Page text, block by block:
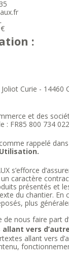
:
Curie - 14460
et des
: FR85 800 734 022
rappelé
s’efforce
caractère
présentés et
du chantier.
plus
nous faire part
vers
allant vers